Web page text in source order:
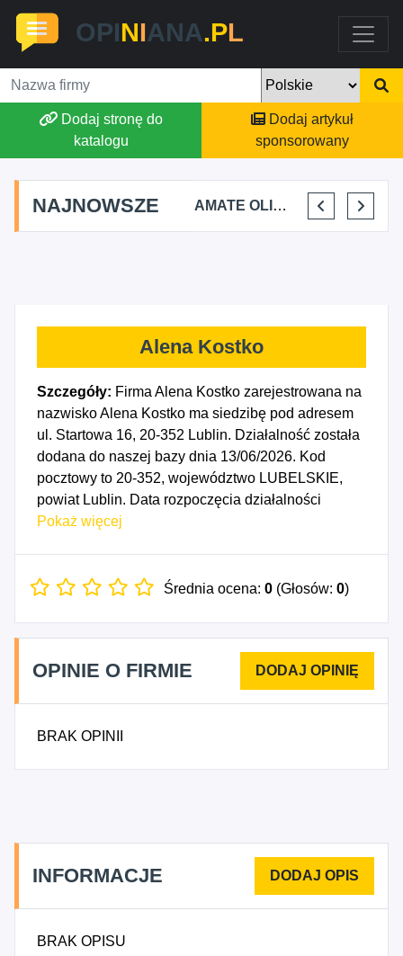
OPINIANA.PL
Dodaj stronę do
katalogu
Dodaj artykuł
sponsorowany
NAJNOWSZE
ALEKSANDRA BAKA AMATE OLIWIA KIRKIEWICZ KAJU BUS JUSTYNA JASTRZĘBSKA
Alena Kostko
Szczegóły: Firma Alena Kostko zarejestrowana na
nazwisko Alena Kostko ma siedzibę pod adresem
ul. Startowa 16, 20-352 Lublin. Działalność została
dodana do naszej bazy dnia 13/06/2026. Kod
pocztowy to 20-352, województwo LUBELSKIE,
powiat Lublin. Data rozpoczęcia działalności
gospodarczej przypada na dzień 09/06/2026.
Pokaż więcej
Średnia ocena: 0 (Głosów: 0)
OPINIE O FIRMIE
BRAK OPINII
INFORMACJE
BRAK OPISU